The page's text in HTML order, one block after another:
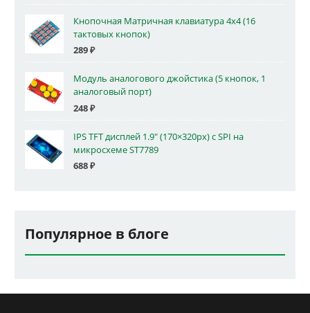
Кнопочная Матричная клавиатура 4x4 (16
тактовых кнопок)
289₽
Модуль аналогового джойстика (5 кнопок, 1
аналоговый порт)
248₽
IPS TFT дисплей 1.9" (170×320px) с SPI на
микросхеме ST7789
688₽
Популярное в блоге